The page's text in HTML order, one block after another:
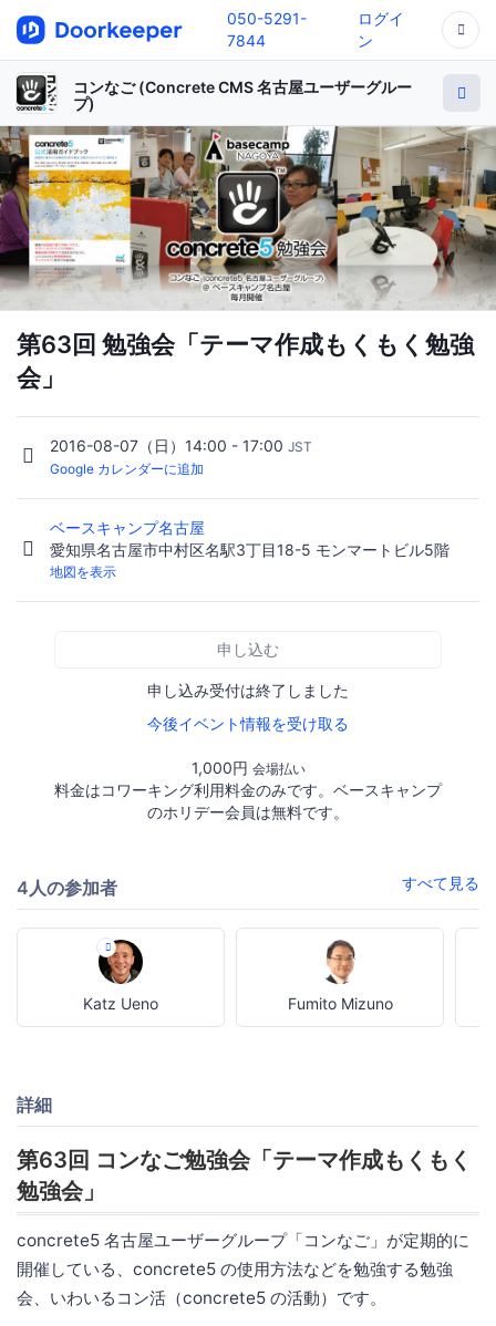
050-5291-
7844
ログイ
ン
コンなご (Concrete CMS 名古屋ユーザーグルー
プ)
第63回 勉強会「テーマ作成もくもく勉強
会」
2016-08-07（日）14:00 - 17:00 JST
Google カレンダーに追加
ベースキャンプ名古屋
愛知県名古屋市中村区名駅3丁目18-5 モンマートビル5階
地図を表示
申し込む
申し込み受付は終了しました
今後イベント情報を受け取る
1,000円 会場払い
料金はコワーキング利用料金のみです。ベースキャンプ
のホリデー会員は無料です。
4人の参加者 すべて見る
Katz Ueno Fumito Mizuno
詳細
第63回 コンなご勉強会「テーマ作成もくもく
勉強会」
concrete5 名古屋ユーザーグループ「コンなご」が定期的に
開催している、concrete5 の使用方法などを勉強する勉強
会、いわいるコン活（concrete5 の活動）です。